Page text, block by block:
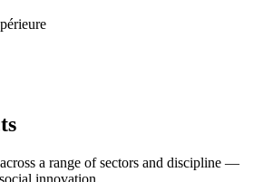
a range of sectors and discipline —
innovation.